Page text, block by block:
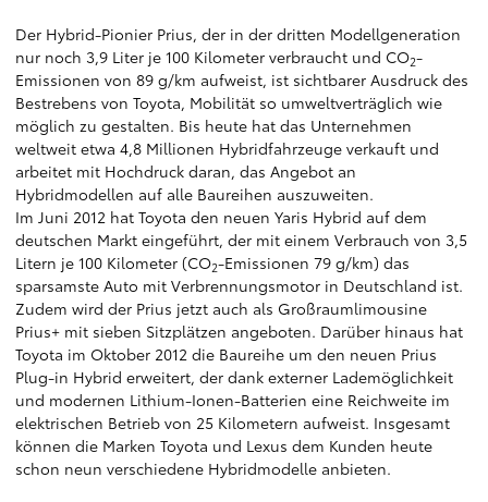
Der Hybrid-Pionier Prius, der in der dritten Modellgeneration
nur noch 3,9 Liter je 100 Kilometer verbraucht und CO2-
Emissionen von 89 g/km aufweist, ist sichtbarer Ausdruck des
Bestrebens von Toyota, Mobilität so umweltverträglich wie
möglich zu gestalten. Bis heute hat das Unternehmen
weltweit etwa 4,8 Millionen Hybridfahrzeuge verkauft und
arbeitet mit Hochdruck daran, das Angebot an
Hybridmodellen auf alle Baureihen auszuweiten.
Im Juni 2012 hat Toyota den neuen Yaris Hybrid auf dem
deutschen Markt eingeführt, der mit einem Verbrauch von 3,5
Litern je 100 Kilometer (CO2-Emissionen 79 g/km) das
sparsamste Auto mit Verbrennungsmotor in Deutschland ist.
Zudem wird der Prius jetzt auch als Großraumlimousine
Prius+ mit sieben Sitzplätzen angeboten. Darüber hinaus hat
Toyota im Oktober 2012 die Baureihe um den neuen Prius
Plug-in Hybrid erweitert, der dank externer Lademöglichkeit
und modernen Lithium-Ionen-Batterien eine Reichweite im
elektrischen Betrieb von 25 Kilometern aufweist. Insgesamt
können die Marken Toyota und Lexus dem Kunden heute
schon neun verschiedene Hybridmodelle anbieten.